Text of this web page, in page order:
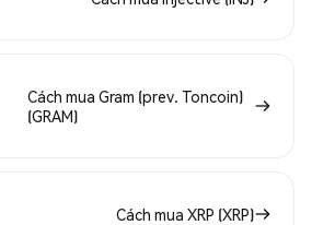
Cách mua Gram (prev. Toncoin)
(GRAM)
Cách mua XRP (XRP)